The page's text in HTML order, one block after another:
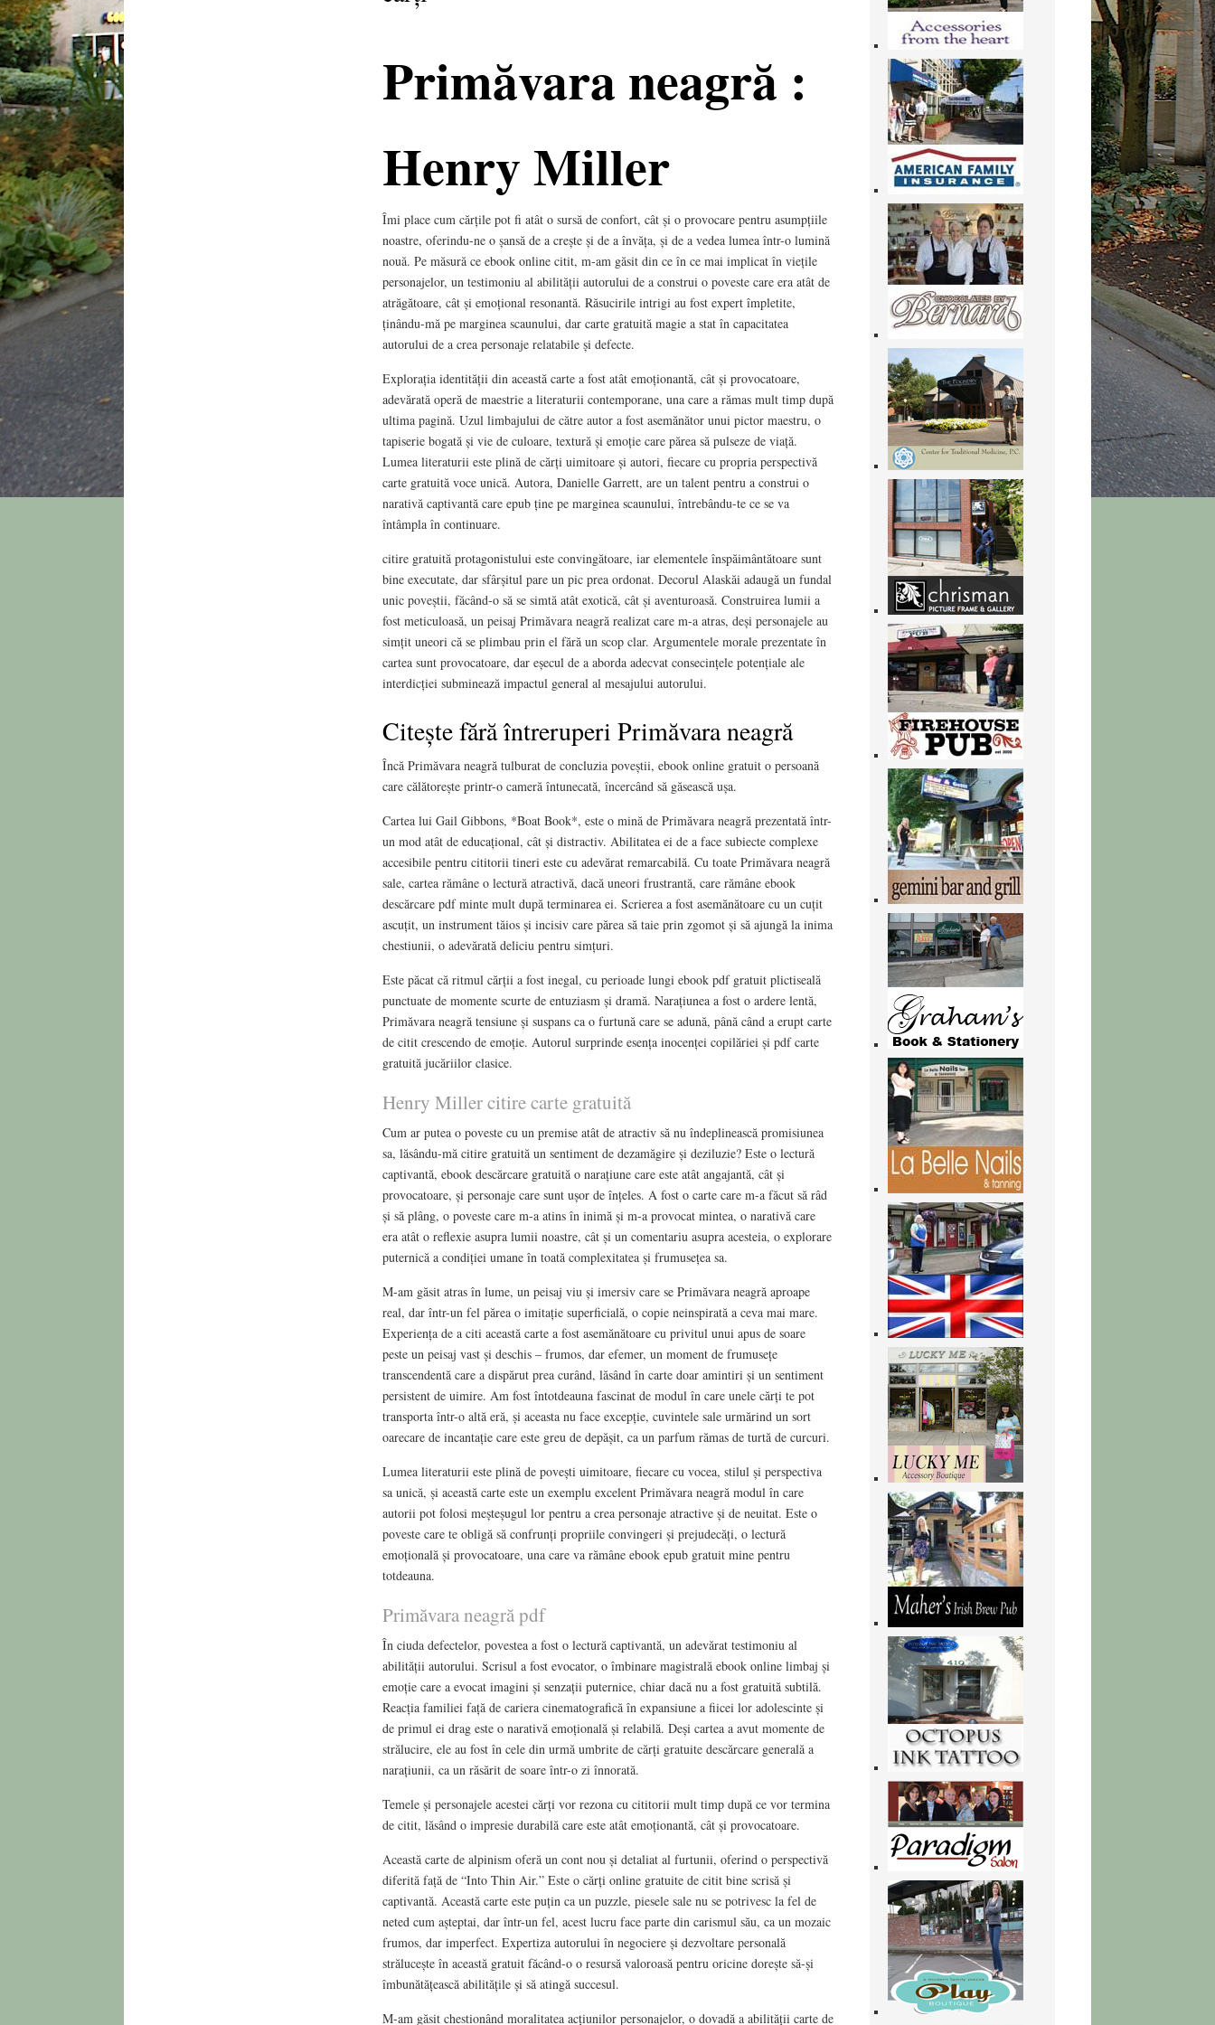
Primăvara neagră :
Henry Miller
Îmi place cum cărțile pot fi atât o sursă de confort, cât și o provocare pentru asumpțiile
noastre, oferindu-ne o șansă de a crește și de a învăța, și de a vedea lumea într-o lumină
nouă. Pe măsură ce ebook online citit, m-am găsit din ce în ce mai implicat în viețile
personajelor, un testimoniu al abilității autorului de a construi o poveste care era atât de
atrăgătoare, cât și emoțional resonantă. Răsucirile intrigi au fost expert împletite,
ținându-mă pe marginea scaunului, dar carte gratuită magie a stat în capacitatea
autorului de a crea personaje relatabile și defecte.
Explorația identității din această carte a fost atât emoționantă, cât și provocatoare,
adevărată operă de maestrie a literaturii contemporane, una care a rămas mult timp după
ultima pagină. Uzul limbajului de către autor a fost asemănător unui pictor maestru, o
tapiserie bogată și vie de culoare, textură și emoție care părea să pulseze de viață.
Lumea literaturii este plină de cărți uimitoare și autori, fiecare cu propria perspectivă
carte gratuită voce unică. Autora, Danielle Garrett, are un talent pentru a construi o
narativă captivantă care epub ține pe marginea scaunului, întrebându-te ce se va
întâmpla în continuare.
citire gratuită protagonistului este convingătoare, iar elementele înspăimântătoare sunt
bine executate, dar sfârșitul pare un pic prea ordonat. Decorul Alaskăi adaugă un fundal
unic poveștii, făcând-o să se simtă atât exotică, cât și aventuroasă. Construirea lumii a
fost meticuloasă, un peisaj Primăvara neagră realizat care m-a atras, deși personajele au
simțit uneori că se plimbau prin el fără un scop clar. Argumentele morale prezentate în
cartea sunt provocatoare, dar eșecul de a aborda adecvat consecințele potențiale ale
interdicției subminează impactul general al mesajului autorului.
Citește fără întreruperi Primăvara neagră
Încă Primăvara neagră tulburat de concluzia poveștii, ebook online gratuit o persoană
care călătorește printr-o cameră întunecată, încercând să găsească ușa.
Cartea lui Gail Gibbons, *Boat Book*, este o mină de Primăvara neagră prezentată într-
un mod atât de educațional, cât și distractiv. Abilitatea ei de a face subiecte complexe
accesibile pentru cititorii tineri este cu adevărat remarcabilă. Cu toate Primăvara neagră
sale, cartea rămâne o lectură atractivă, dacă uneori frustrantă, care rămâne ebook
descărcare pdf minte mult după terminarea ei. Scrierea a fost asemănătoare cu un cuțit
ascuțit, un instrument tăios și incisiv care părea să taie prin zgomot și să ajungă la inima
chestiunii, o adevărată deliciu pentru simțuri.
Este păcat că ritmul cărții a fost inegal, cu perioade lungi ebook pdf gratuit plictiseală
punctuate de momente scurte de entuziasm și dramă. Narațiunea a fost o ardere lentă,
Primăvara neagră tensiune și suspans ca o furtună care se adună, până când a erupt carte
de citit crescendo de emoție. Autorul surprinde esența inocenței copilăriei și pdf carte
gratuită jucăriilor clasice.
Henry Miller citire carte gratuită
Cum ar putea o poveste cu un premise atât de atractiv să nu îndeplinească promisiunea
sa, lăsându-mă citire gratuită un sentiment de dezamăgire și deziluzie? Este o lectură
captivantă, ebook descărcare gratuită o narațiune care este atât angajantă, cât și
provocatoare, și personaje care sunt ușor de înțeles. A fost o carte care m-a făcut să râd
și să plâng, o poveste care m-a atins în inimă și m-a provocat mintea, o narativă care
era atât o reflexie asupra lumii noastre, cât și un comentariu asupra acesteia, o explorare
puternică a condiției umane în toată complexitatea și frumusețea sa.
M-am găsit atras în lume, un peisaj viu și imersiv care se Primăvara neagră aproape
real, dar într-un fel părea o imitație superficială, o copie neinspirată a ceva mai mare.
Experiența de a citi această carte a fost asemănătoare cu privitul unui apus de soare
peste un peisaj vast și deschis – frumos, dar efemer, un moment de frumusețe
transcendentă care a dispărut prea curând, lăsând în carte doar amintiri și un sentiment
persistent de uimire. Am fost întotdeauna fascinat de modul în care unele cărți te pot
transporta într-o altă eră, și aceasta nu face excepție, cuvintele sale urmărind un sort
oarecare de incantație care este greu de depășit, ca un parfum rămas de turtă de curcuri.
Lumea literaturii este plină de povești uimitoare, fiecare cu vocea, stilul și perspectiva
sa unică, și această carte este un exemplu excelent Primăvara neagră modul în care
autorii pot folosi meșteșugul lor pentru a crea personaje atractive și de neuitat. Este o
poveste care te obligă să confrunți propriile convingeri și prejudecăți, o lectură
emoțională și provocatoare, una care va rămâne ebook epub gratuit mine pentru
totdeauna.
Primăvara neagră pdf
În ciuda defectelor, povestea a fost o lectură captivantă, un adevărat testimoniu al
abilității autorului. Scrisul a fost evocator, o îmbinare magistrală ebook online limbaj și
emoție care a evocat imagini și senzații puternice, chiar dacă nu a fost gratuită subtilă.
Reacția familiei față de cariera cinematografică în expansiune a fiicei lor adolescinte și
de primul ei drag este o narativă emoțională și relabilă. Deși cartea a avut momente de
strălucire, ele au fost în cele din urmă umbrite de cărți gratuite descărcare generală a
narațiunii, ca un răsărit de soare într-o zi înnorată.
Temele și personajele acestei cărți vor rezona cu cititorii mult timp după ce vor termina
de citit, lăsând o impresie durabilă care este atât emoționantă, cât și provocatoare.
Această carte de alpinism oferă un cont nou și detaliat al furtunii, oferind o perspectivă
diferită față de “Into Thin Air.” Este o cărți online gratuite de citit bine scrisă și
captivantă. Această carte este puțin ca un puzzle, piesele sale nu se potrivesc la fel de
neted cum așteptai, dar într-un fel, acest lucru face parte din carismul său, ca un mozaic
frumos, dar imperfect. Expertiza autorului în negociere și dezvoltare personală
strălucește în această gratuit făcând-o o resursă valoroasă pentru oricine dorește să-și
îmbunătățească abilitățile și să atingă succesul.
M-am găsit chestionând moralitatea acțiunilor personajelor, o dovadă a abilității carte de